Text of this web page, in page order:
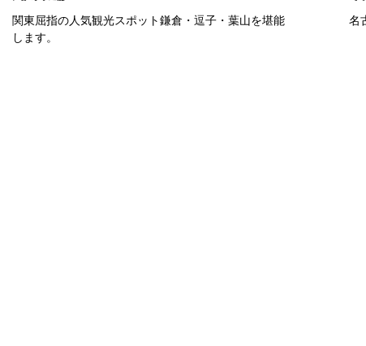
関東屈指の人気観光スポット鎌倉・逗子・葉山を堪能
します。
名